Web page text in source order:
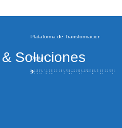
Plataforma de Transformacion
Digital
& Soluciones